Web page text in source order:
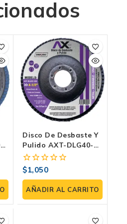
Disco De Desbaste Y
Pulido AXT-DLG40-
Z29 4 1/2″ (115×22.23
Mm) Tipo 29 –
Zirconia Grano 40
Para Metal/Inox.
Unidades.
0
fuera
de
5
$1,050
AÑADIR AL CARRITO